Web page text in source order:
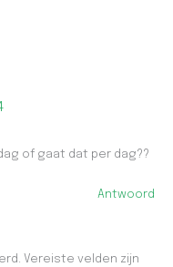
of gaat dat per dag??
Antwoord
Vereiste velden zijn